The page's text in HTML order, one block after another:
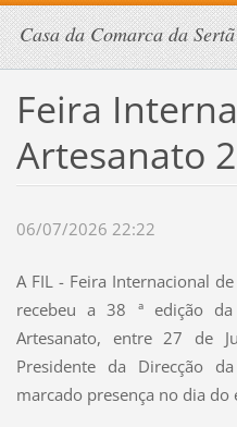
Casa da Comarca da Sertã
Feira
Artesanato
06/07/2026 22:22
A FIL - Feira Internacional
recebeu a 38 ª edição
Artesanato, entre 27 de
Presidente da Direcção
marcado presença no dia do